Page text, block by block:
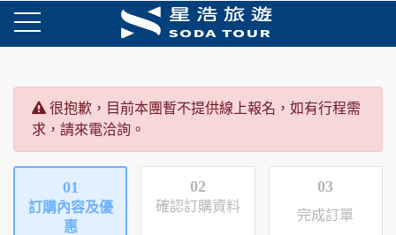
很抱歉，目前本團暫不提供線上報名，如有行程需
求，請來電洽詢。
01
訂購內容及優
惠
02
確認訂購資料
03
完成訂單